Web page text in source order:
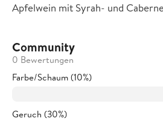
Apfelwein mit Syrah- und
Community
0 Bewertungen
Farbe/Schaum (10%)
Geruch (30%)